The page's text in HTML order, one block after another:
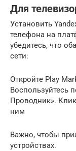
Для
Установить
телефона на
убедитесь, что
сети:
Откройте Play
Воспользуйтесь
Проводник».
ним
Важно, чтобы
устройствах.